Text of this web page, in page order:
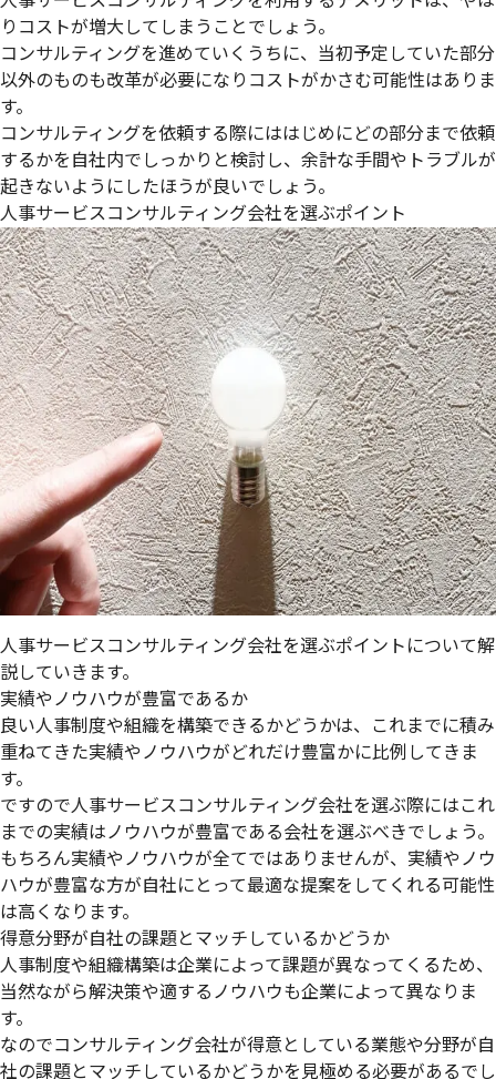
りコストが増大してしまうことでしょう。
コンサルティングを進めていくうちに、当初予定していた部分
以外のものも改革が必要になりコストがかさむ可能性はありま
す。
コンサルティングを依頼する際にははじめにどの部分まで依頼
するかを自社内でしっかりと検討し、余計な手間やトラブルが
起きないようにしたほうが良いでしょう。
人事サービスコンサルティング会社を選ぶポイント
人事サービスコンサルティング会社を選ぶポイントについて解
説していきます。
実績やノウハウが豊富であるか
良い人事制度や組織を構築できるかどうかは、これまでに積み
重ねてきた実績やノウハウがどれだけ豊富かに比例してきま
す。
ですので人事サービスコンサルティング会社を選ぶ際にはこれ
までの実績はノウハウが豊富である会社を選ぶべきでしょう。
もちろん実績やノウハウが全てではありませんが、実績やノウ
ハウが豊富な方が自社にとって最適な提案をしてくれる可能性
は高くなります。
得意分野が自社の課題とマッチしているかどうか
人事制度や組織構築は企業によって課題が異なってくるため、
当然ながら解決策や適するノウハウも企業によって異なりま
す。
なのでコンサルティング会社が得意としている業態や分野が自
社の課題とマッチしているかどうかを見極める必要があるでし